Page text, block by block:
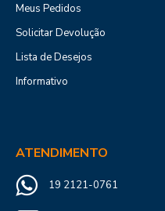
Meus Pedidos
Solicitar Devolução
Lista de Desejos
Informativo
ATENDIMENTO
19 2121-0761